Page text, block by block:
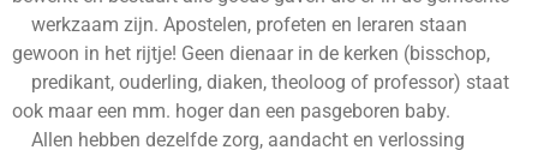
werkzaam zijn. Apostelen, profeten en leraren staan
gewoon in het rijtje! Geen dienaar in de kerken (bisschop,
predikant, ouderling, diaken, theoloog of professor) staat
ook maar een mm. hoger dan een pasgeboren baby.
Allen hebben dezelfde zorg, aandacht en verlossing